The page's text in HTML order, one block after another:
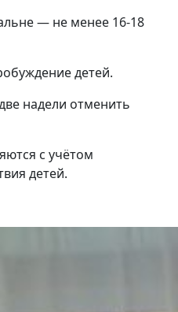
— не менее 16-18
детей.
надели отменить
с учётом
детей.